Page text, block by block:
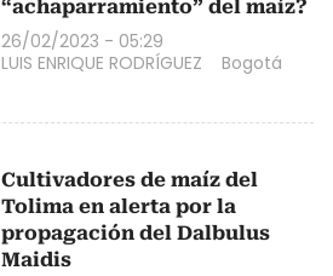
“achaparramiento” del maíz?
26/02/2023 - 05:29
LUIS ENRIQUE RODRÍGUEZ
Bogotá
Cultivadores de maíz del
Tolima en alerta por la
propagación del Dalbulus
Maidis